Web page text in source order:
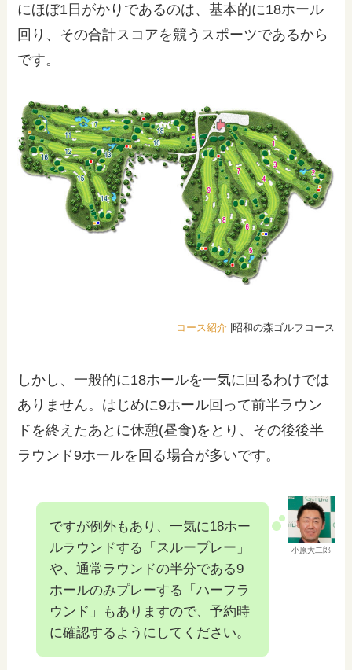
にほぼ1日がかりであるのは、基本的に18ホール
回り、その合計スコアを競うスポーツであるから
です。
コース紹介|昭和の森ゴルフコース
しかし、一般的に18ホールを一気に回るわけでは
ありません。はじめに9ホール回って前半ラウン
ドを終えたあとに休憩(昼食)をとり、その後後半
ラウンド9ホールを回る場合が多いです。
小原大二郎
ですが例外もあり、一気に18ホー
ルラウンドする「スループレー」
や、通常ラウンドの半分である9
ホールのみプレーする「ハーフラ
ウンド」もありますので、予約時
に確認するようにしてください。